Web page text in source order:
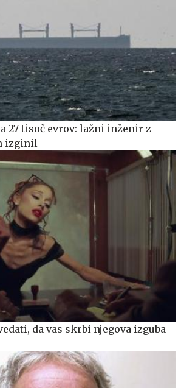
27 tisoč evrov: lažni inženir z
izginil
da vas skrbi njegova izguba